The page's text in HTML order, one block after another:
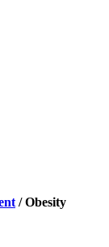
/ Obesity